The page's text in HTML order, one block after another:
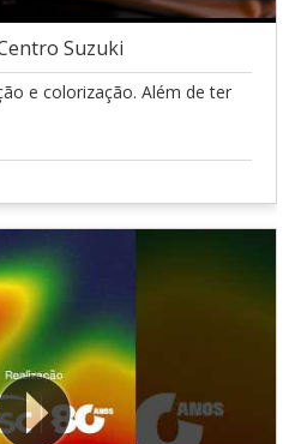
Suzuki
e colorização. Além de ter